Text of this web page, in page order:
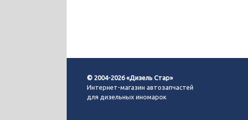
© 2004-2026 «Дизель Стар»
Интернет-магазин автозапчастей
для дизельных иномарок